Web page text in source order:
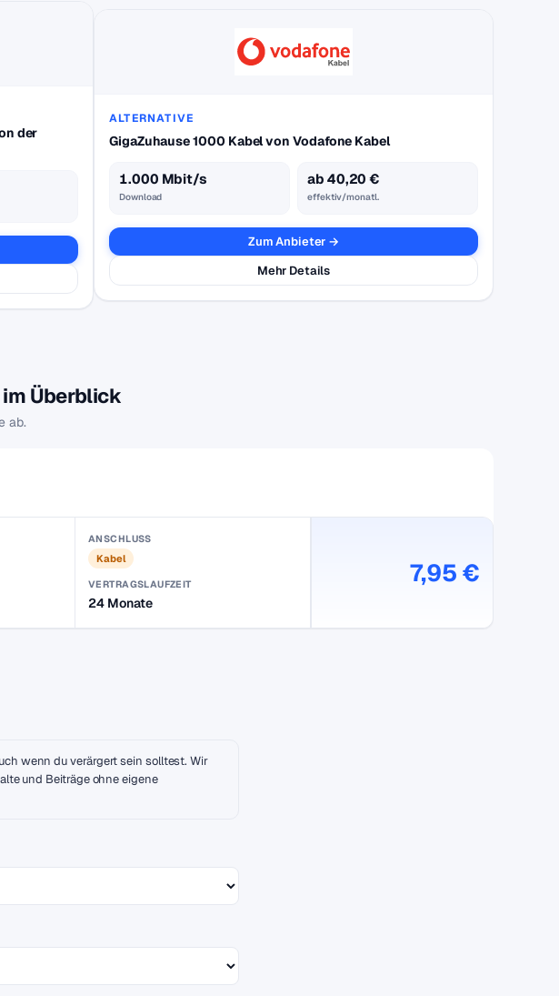
der
ALTERNATIVE
GigaZuhause 1000 Kabel von Vodafone Kabel
1.000 Mbit/s
Download
ab 40,20 €
effektiv/monatl.
Zum Anbieter →
Mehr Details
im Überblick
ab.
ANSCHLUSS
Kabel
VERTRAGSLAUFZEIT
24 Monate
7,95 €
wenn du verärgert sein solltest. Wir
und Beiträge ohne eigene